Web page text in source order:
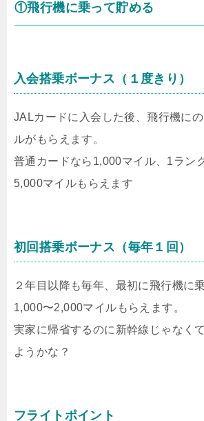
①飛行機に乗って貯める
入会搭乗ボーナス（１度きり）
JALカードに入会した後、飛行機に
ルがもらえます。
普通カードなら1,000マイル、1ラン
5,000マイルもらえます
初回搭乗ボーナス（毎年１回）
２年目以降も毎年、最初に飛行機に
1,000〜2,000マイルもらえます。
実家に帰省するのに新幹線じゃなく
ようかな？
フライトポイント